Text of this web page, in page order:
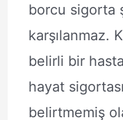
borcu sigorta
karşılanmaz.
belirli bir
hayat
belirtmemiş